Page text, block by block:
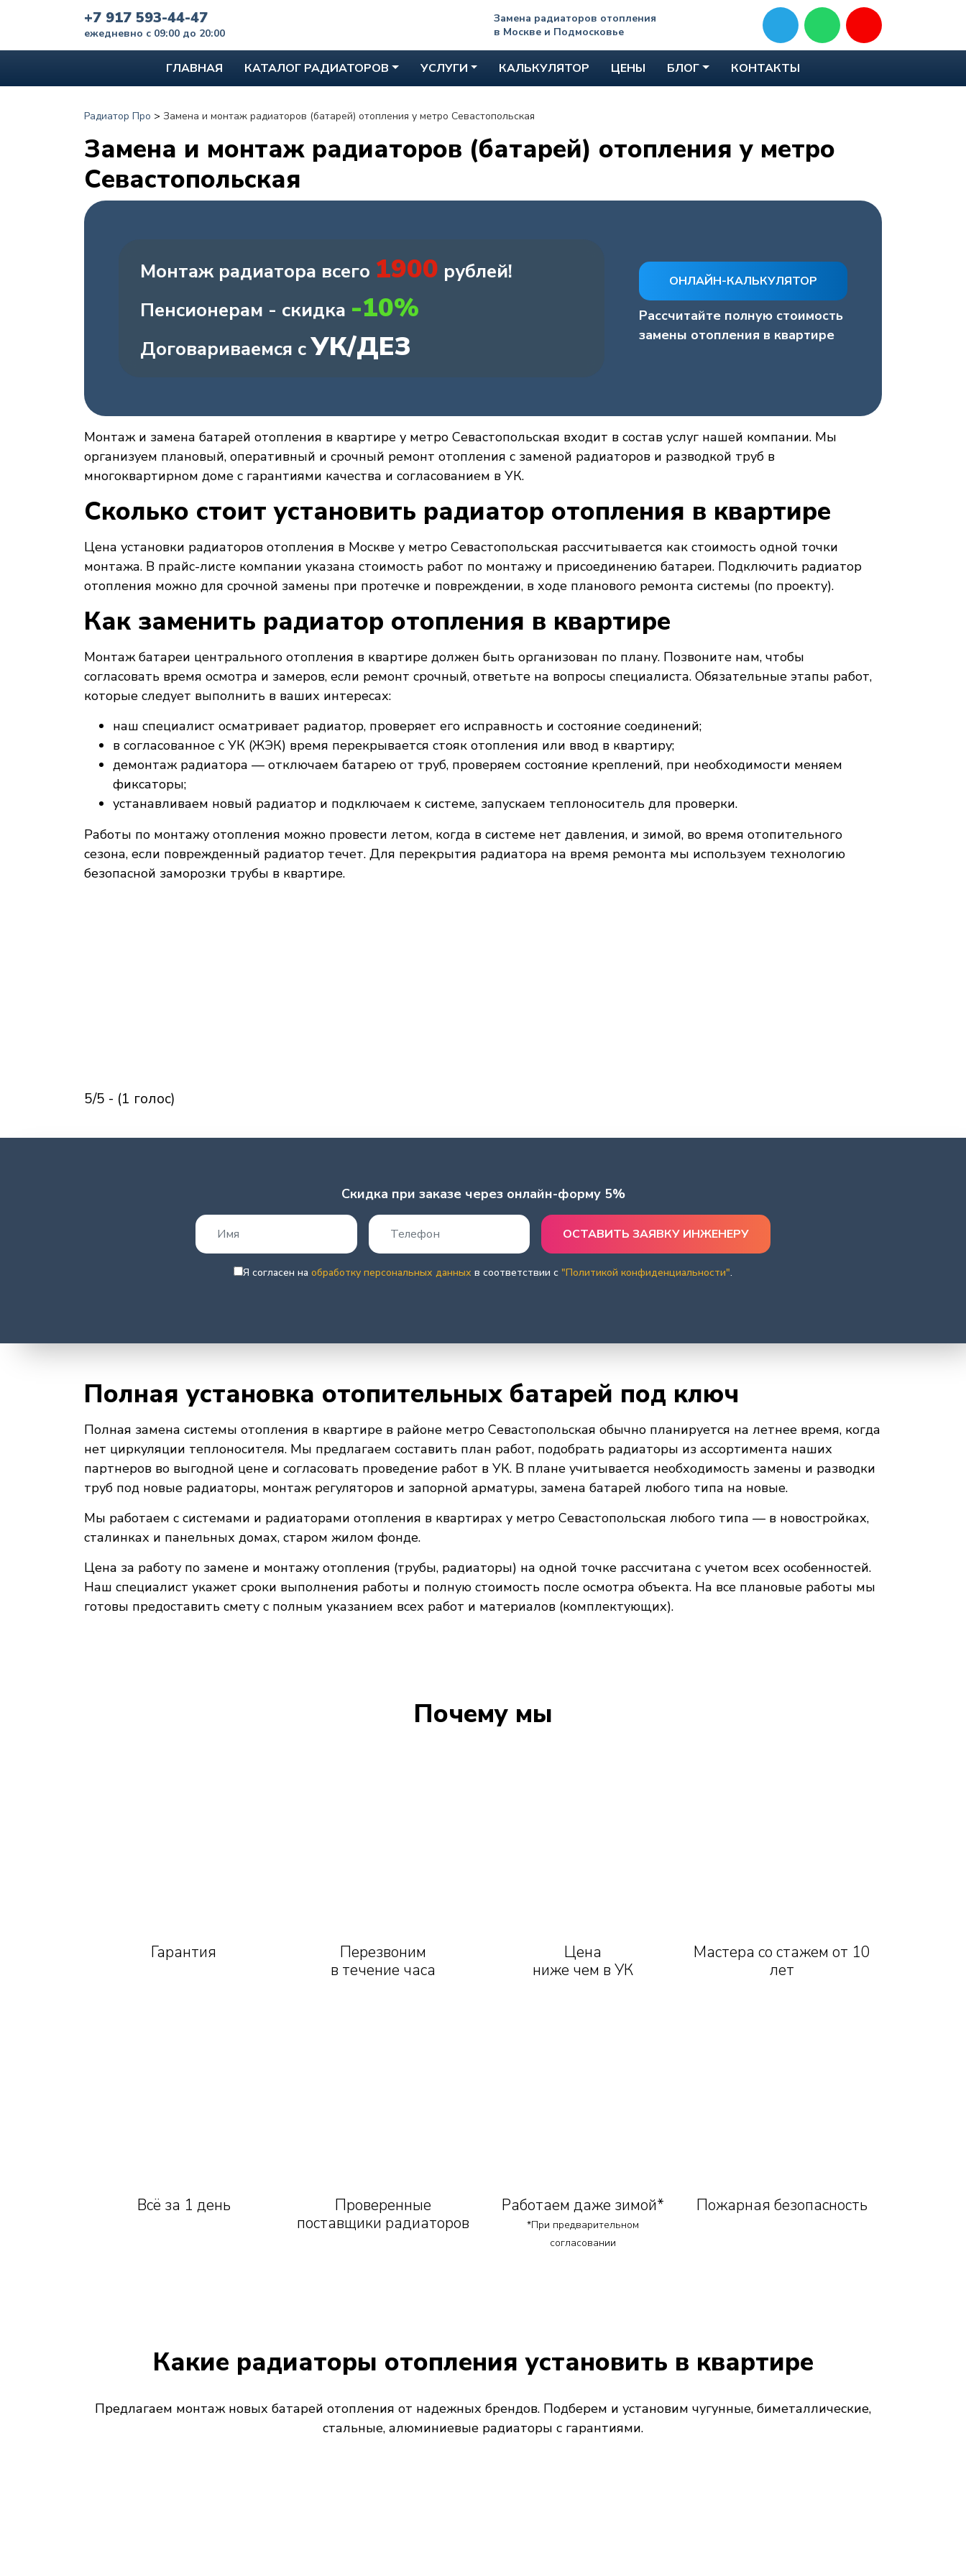
+7 917 593-44-47
ежедневно с 09:00 до 20:00
Замена радиаторов отопления
в Москве и Подмосковье
ГЛАВНАЯ КАТАЛОГ РАДИАТОРОВ УСЛУГИ КАЛЬКУЛЯТОР ЦЕНЫ БЛОГ КОНТАКТЫ
Радиатор Про > Замена и монтаж радиаторов (батарей) отопления у метро Севастопольская
Замена и монтаж радиаторов (батарей) отопления у метро
Севастопольская
Монтаж радиатора всего 1900 рублей!
Пенсионерам - скидка -10%
Договариваемся с УК/ДЕЗ
ОНЛАЙН-КАЛЬКУЛЯТОР
Рассчитайте полную стоимость
замены отопления в квартире
Монтаж и замена батарей отопления в квартире у метро Севастопольская входит в состав услуг нашей компании. Мы
организуем плановый, оперативный и срочный ремонт отопления с заменой радиаторов и разводкой труб в
многоквартирном доме с гарантиями качества и согласованием в УК.
Сколько стоит установить радиатор отопления в квартире
Цена установки радиаторов отопления в Москве у метро Севастопольская рассчитывается как стоимость одной точки
монтажа. В прайс-листе компании указана стоимость работ по монтажу и присоединению батареи. Подключить радиатор
отопления можно для срочной замены при протечке и повреждении, в ходе планового ремонта системы (по проекту).
Как заменить радиатор отопления в квартире
Монтаж батареи центрального отопления в квартире должен быть организован по плану. Позвоните нам, чтобы
согласовать время осмотра и замеров, если ремонт срочный, ответьте на вопросы специалиста. Обязательные этапы работ,
которые следует выполнить в ваших интересах:
наш специалист осматривает радиатор, проверяет его исправность и состояние соединений;
в согласованное с УК (ЖЭК) время перекрывается стояк отопления или ввод в квартиру;
демонтаж радиатора — отключаем батарею от труб, проверяем состояние креплений, при необходимости меняем
фиксаторы;
устанавливаем новый радиатор и подключаем к системе, запускаем теплоноситель для проверки.
Работы по монтажу отопления можно провести летом, когда в системе нет давления, и зимой, во время отопительного
сезона, если поврежденный радиатор течет. Для перекрытия радиатора на время ремонта мы используем технологию
безопасной заморозки трубы в квартире.
5/5 - (1 голос)
Скидка при заказе через онлайн-форму 5%
Я согласен на обработку персональных данных в соответствии с "Политикой конфиденциальности".
Полная установка отопительных батарей под ключ
Полная замена системы отопления в квартире в районе метро Севастопольская обычно планируется на летнее время, когда
нет циркуляции теплоносителя. Мы предлагаем составить план работ, подобрать радиаторы из ассортимента наших
партнеров во выгодной цене и согласовать проведение работ в УК. В плане учитывается необходимость замены и разводки
труб под новые радиаторы, монтаж регуляторов и запорной арматуры, замена батарей любого типа на новые.
Мы работаем с системами и радиаторами отопления в квартирах у метро Севастопольская любого типа — в новостройках,
сталинках и панельных домах, старом жилом фонде.
Цена за работу по замене и монтажу отопления (трубы, радиаторы) на одной точке рассчитана с учетом всех особенностей.
Наш специалист укажет сроки выполнения работы и полную стоимость после осмотра объекта. На все плановые работы мы
готовы предоставить смету с полным указанием всех работ и материалов (комплектующих).
Почему мы
Гарантия
Перезвоним
в течение часа
Цена
ниже чем в УК
Мастера со стажем от 10
лет
Всё за 1 день
Проверенные
поставщики радиаторов
Работаем даже зимой*
*При предварительном
согласовании
Пожарная безопасность
Какие радиаторы отопления установить в квартире
Предлагаем монтаж новых батарей отопления от надежных брендов. Подберем и установим чугунные, биметаллические,
стальные, алюминиевые радиаторы с гарантиями.